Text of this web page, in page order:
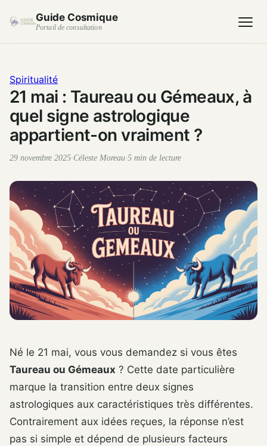
Guide Cosmique
Portail de consultation
Spiritualité
21 mai : Taureau ou Gémeaux, à
quel signe astrologique
appartient-on vraiment ?
29 novembre 2025·Céleste Moreau·5 min de lecture
Né le 21 mai, vous vous demandez si vous êtes
Taureau ou Gémeaux ? Cette date particulière
marque la transition entre deux signes
astrologiques aux caractéristiques très différentes.
Contrairement aux idées reçues, la réponse n’est
pas si simple et dépend de plusieurs facteurs